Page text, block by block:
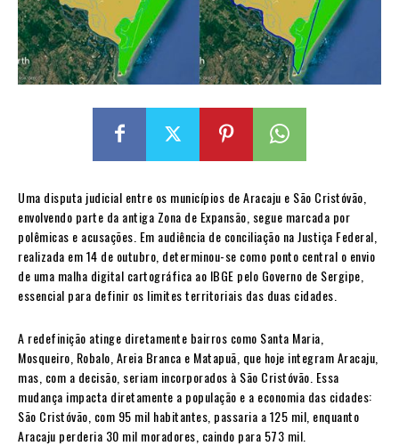
Uma disputa judicial entre os municípios de Aracaju e São Cristóvão,
envolvendo parte da antiga Zona de Expansão, segue marcada por
polêmicas e acusações. Em audiência de conciliação na Justiça Federal,
realizada em 14 de outubro, determinou-se como ponto central o envio
de uma malha digital cartográfica ao IBGE pelo Governo de Sergipe,
essencial para definir os limites territoriais das duas cidades.
A redefinição atinge diretamente bairros como Santa Maria,
Mosqueiro, Robalo, Areia Branca e Matapuã, que hoje integram Aracaju,
mas, com a decisão, seriam incorporados à São Cristóvão. Essa
mudança impacta diretamente a população e a economia das cidades:
São Cristóvão, com 95 mil habitantes, passaria a 125 mil, enquanto
Aracaju perderia 30 mil moradores, caindo para 573 mil.